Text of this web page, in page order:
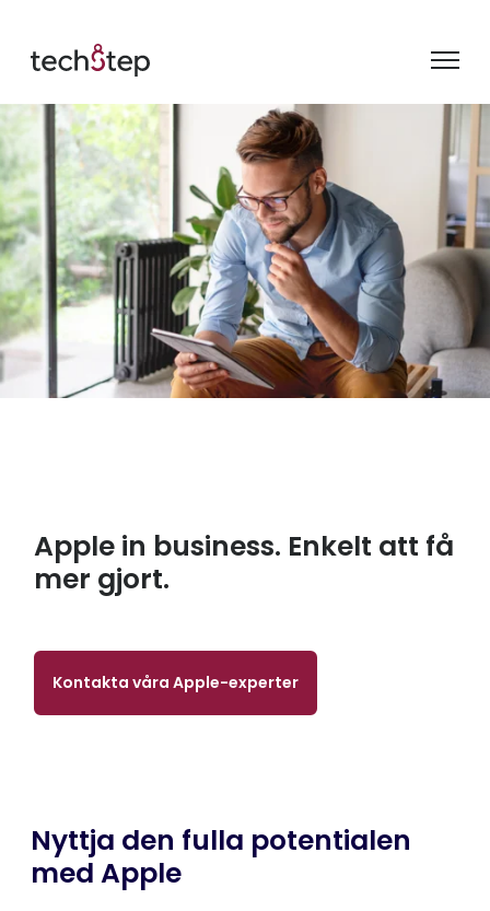
Apple in business. Enkelt att få
mer gjort.
Kontakta våra Apple-experter
Nyttja den fulla potentialen
med Apple